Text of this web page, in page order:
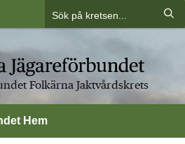
Folkärna Jaktvårdskrets
Hem